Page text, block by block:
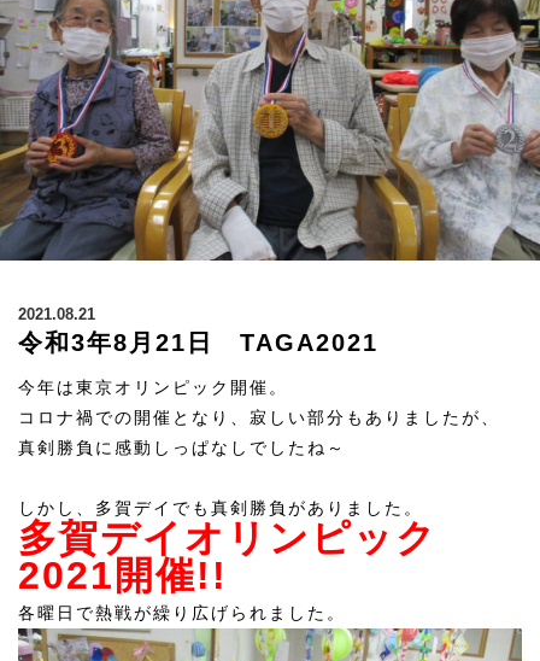
2021.08.21
令和3年8月21日 TAGA2021
今年は東京オリンピック開催。
コロナ禍での開催となり、寂しい部分もありましたが、
真剣勝負に感動しっぱなしでしたね～
しかし、多賀デイでも真剣勝負がありました。
多賀デイオリンピック
2021開催!!
各曜日で熱戦が繰り広げられました。